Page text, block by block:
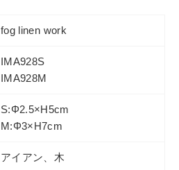
fog linen work
IMA928S
IMA928M
S:Φ2.5×H5cm
M:Φ3×H7cm
アイアン、木